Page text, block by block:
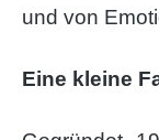
und von
Eine kleine